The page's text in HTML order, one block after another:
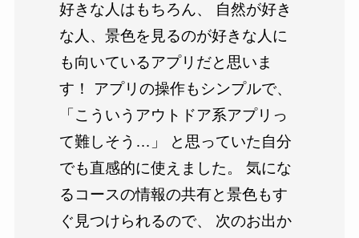
好きな人はもちろん、 自然が好き
な人、景色を見るのが好きな人に
も向いているアプリだと思いま
す！ アプリの操作もシンプルで、
「こういうアウトドア系アプリっ
て難しそう…」 と思っていた自分
でも直感的に使えました。 気にな
るコースの情報の共有と景色もす
ぐ見つけられるので、 次のお出か